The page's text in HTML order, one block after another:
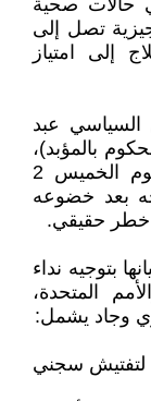
حالات صحية
تصل إلى
إلى امتياز
عبد
منذ عام 2005 والمحكوم بالمؤبد)،
والذي أُعيد قسرًا إلى سجن “شيبان” يوم الخميس 2
علاجه بعد خضوعه
خطر حقيقي.
بتوجيه نداء
المتحدة،
وجاد يشمل:
لتفتيش سجني